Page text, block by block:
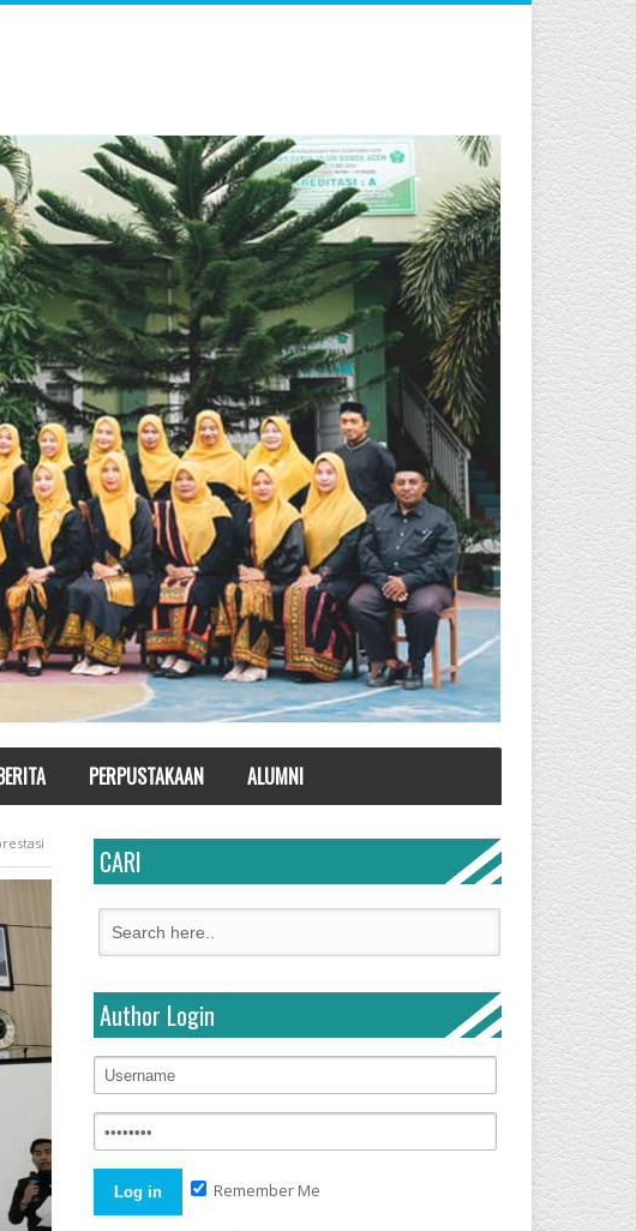
PERPUSTAKAAN ALUMNI
CARI
Author Login
Remember Me